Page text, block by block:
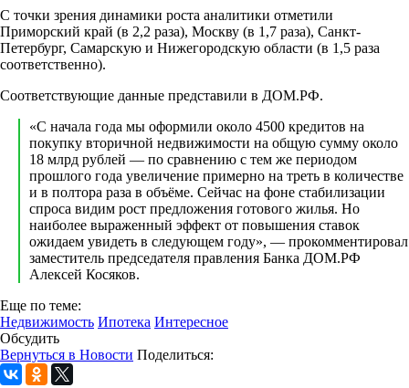
С точки зрения динамики роста аналитики отметили
Приморский край (в 2,2 раза), Москву (в 1,7 раза), Санкт-
Петербург, Самарскую и Нижегородскую области (в 1,5 раза
соответственно).
Соответствующие данные представили в ДОМ.РФ.
«С начала года мы оформили около 4500 кредитов на
покупку вторичной недвижимости на общую сумму около
18 млрд рублей — по сравнению с тем же периодом
прошлого года увеличение примерно на треть в количестве
и в полтора раза в объёме. Сейчас на фоне стабилизации
спроса видим рост предложения готового жилья. Но
наиболее выраженный эффект от повышения ставок
ожидаем увидеть в следующем году», — прокомментировал
заместитель председателя правления Банка ДОМ.РФ
Алексей Косяков.
Еще по теме:
Недвижимость Ипотека Интересное
Обсудить
Вернуться в Новости Поделиться: